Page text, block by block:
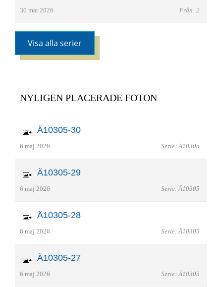
30 mar 2026 Från: 2
Visa alla serier
NYLIGEN PLACERADE FOTON
Ä10305-30
6 maj 2026 Serie: Ä10305
Ä10305-29
6 maj 2026 Serie: Ä10305
Ä10305-28
6 maj 2026 Serie: Ä10305
Ä10305-27
6 maj 2026 Serie: Ä10305